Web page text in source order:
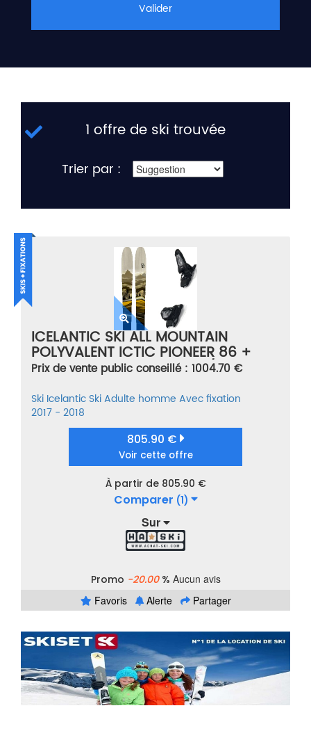
Valider
1 offre de ski trouvée
Trier par :
ICELANTIC SKI ALL MOUNTAIN
POLYVALENT ICTIC PIONEER 86 +
GRIFFON 13 ID BLACK NOIR/VERT
Prix de vente public conseillé : 1004.70 €
Ski Icelantic SkiAdulte homme Avec fixation
2017 - 2018
805.90 €
Voir cette offre
À partir de 805.90 €
Comparer (1)
Sur
Promo -20.00% Aucun avis
Favoris
Alerte Partager